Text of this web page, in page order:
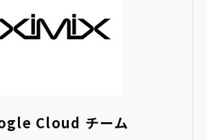
Cloud チーム